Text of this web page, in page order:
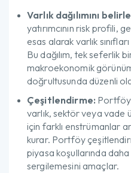
Varlık dağılımını
yatırımcının risk profili,
esas alarak varlık
Bu dağılım, tek seferlik
makroekonomik
doğrultusunda düzenli
Çeşitlendirme: Portföy
varlık, sektör veya vade
için farklı enstrümanlar
kurar. Portföy
piyasa koşullarında
sergilemesini amaçlar.